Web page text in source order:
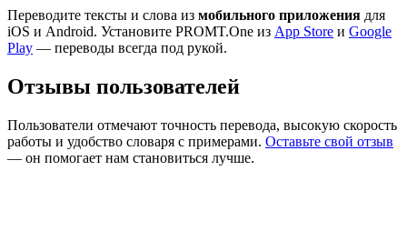
Переводите тексты и слова из мобильного приложения для
iOS и Android. Установите PROMT.One из App Store и Google
Play — переводы всегда под рукой.
Отзывы пользователей
Пользователи отмечают точность перевода, высокую скорость
работы и удобство словаря с примерами. Оставьте свой отзыв
— он помогает нам становиться лучше.